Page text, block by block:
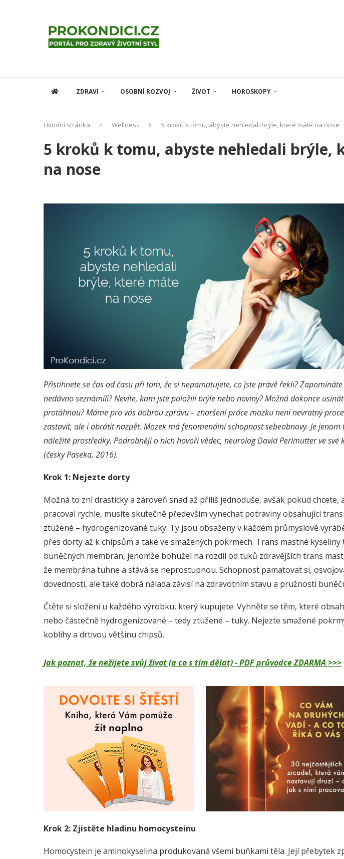
ZDRAVI OSOBNÍ ROZVOJ ŽIVOT HOROSKOPY
Úvodní stránka Wellness 5 kroků k tomu, abyste nehledali brýle, které máte na nose
5 kroků k tomu, abyste nehledali brýle,
na nose
Přistihnete se čas od času při tom, že si nepamatujete, co jste právě řekli?
nedávno seznámili? Nevíte, kam jste položili brýle nebo noviny? Možná dokonce
protáhnou? Máme pro vás dobrou zprávu – zhoršení práce mozku není nevratný
zastavit, ale i obrátit nazpět. Mozek má fenomenální schopnost sebeobnovy. Je
náležité prostředky. Podrobněji o nich hovoří vědec, neurolog David Perlmutter ve své
(česky Paseka, 2016).
Krok 1: Nejezte dorty
Možná to zní drasticky a zároveň snad až příliš jednoduše, avšak pokud chcete,
pracoval rychle, musíte skutečně především vynechat potraviny obsahující
ztužené – hydrogenizované tuky. Ty jsou obsaženy v každém průmyslově
přes dorty až k chipsům a také ve smažených pokrmech. Trans mastné
buněčných membrán, jenomže bohužel na rozdíl od tuků zdravějších trans
že membrána tuhne a stává se neprostupnou. Schopnost pamatovat si,
dovednosti, ale také dobrá nálada závisí na zdravotním stavu a pružnosti
Čtěte si složení u každého výrobku, který kupujete. Vyhněte se těm, které
nebo částečně hydrogenizované – tedy ztužené – tuky. Nejezte smažené
koblihy a drtivou většinu chipsů.
Jak poznat, že nežijete svůj život (a co s tím dělat) - PDF průvodce ZDARMA >>>
Krok 2: Zjistěte hladinu homocysteinu
Homocystein je aminokyselina produkovaná všemi buňkami těla. Její přebytek